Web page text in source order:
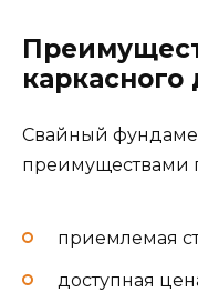
каркасного
Свайный
преимуществами
приемлемая
доступная